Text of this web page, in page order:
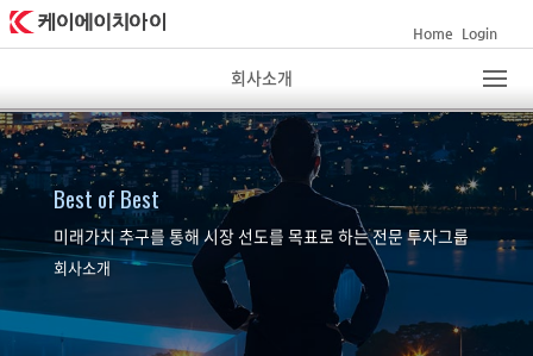
Home Login
회사소개
Best of Best
미래가치 추구를 통해 시장 선도를 목표로 하는 전문 투자그룹
회사소개